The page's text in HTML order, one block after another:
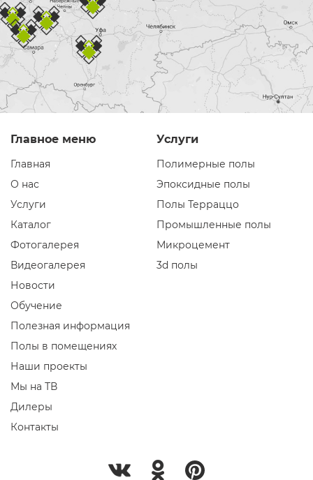
Главное меню
Главная
О нас
Услуги
Каталог
Фотогалерея
Видеогалерея
Новости
Обучение
Полезная информация
Полы в помещениях
Наши проекты
Мы на ТВ
Дилеры
Контакты
Услуги
Полимерные полы
Эпоксидные полы
Полы Терраццо
Промышленные полы
Микроцемент
3d полы